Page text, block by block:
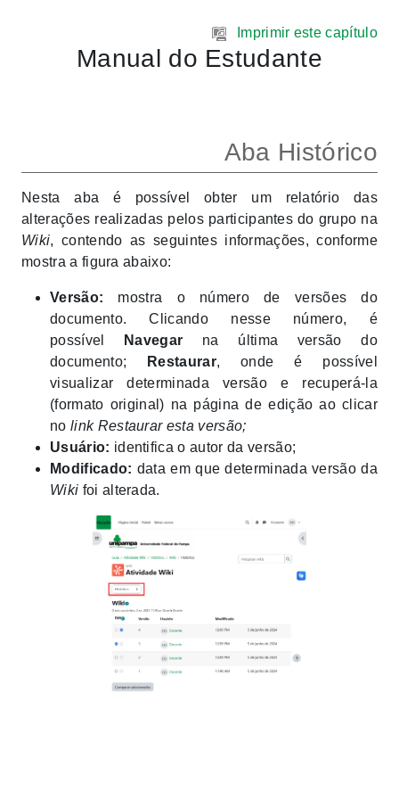
Imprimir este capítulo
Manual do Estudante
Aba Histórico
Nesta aba é possível obter um relatório das
alterações realizadas pelos participantes do grupo na
Wiki, contendo as seguintes informações, conforme
mostra a figura abaixo:
Versão: mostra o número de versões do
documento. Clicando nesse número, é
possível
Navegar na última versão do
documento;
Restaurar, onde é possível
visualizar determinada versão e recuperá-la
(formato original) na página de edição ao clicar
no link Restaurar esta versão;
Usuário: identifica o autor da versão;
Modificado: data em que determinada versão da
Wiki foi alterada.